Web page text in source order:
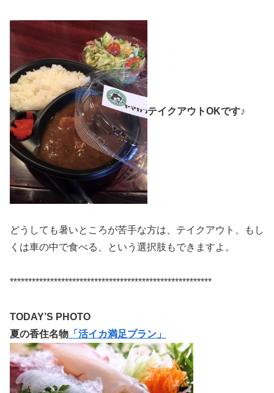
テイクアウトOKです♪
どうしても暑いところが苦手な方は、テイクアウト、もし
くは車の中で食べる、という選択肢もできますよ。
*******************************************************
TODAY’S PHOTO
夏の香住名物 「活イカ満足プラン」